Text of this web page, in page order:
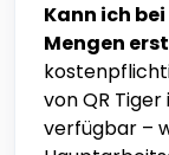
Kann ich
Mengen
von QR
verfügbar –